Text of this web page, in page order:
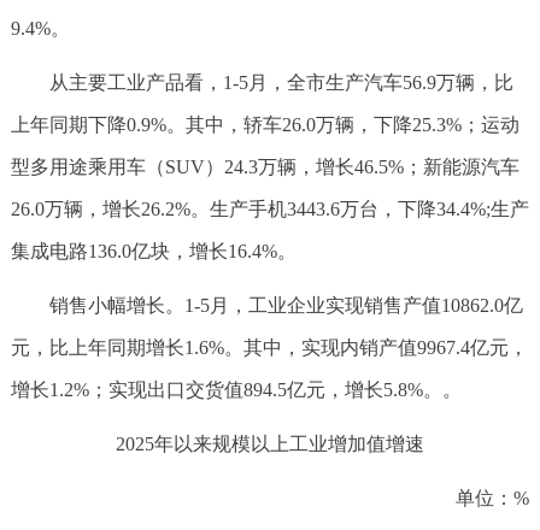
9.4%。
从主要工业产品看，1-5月，全市生产汽车56.9万辆，比
上年同期下降0.9%。其中，轿车26.0万辆，下降25.3%；运动
型多用途乘用车（SUV）24.3万辆，增长46.5%；新能源汽车
26.0万辆，增长26.2%。生产手机3443.6万台，下降34.4%;生产
集成电路136.0亿块，增长16.4%。
销售小幅增长。1-5月，工业企业实现销售产值10862.0亿
元，比上年同期增长1.6%。其中，实现内销产值9967.4亿元，
增长1.2%；实现出口交货值894.5亿元，增长5.8%。。
2025年以来规模以上工业增加值增速
单位：%